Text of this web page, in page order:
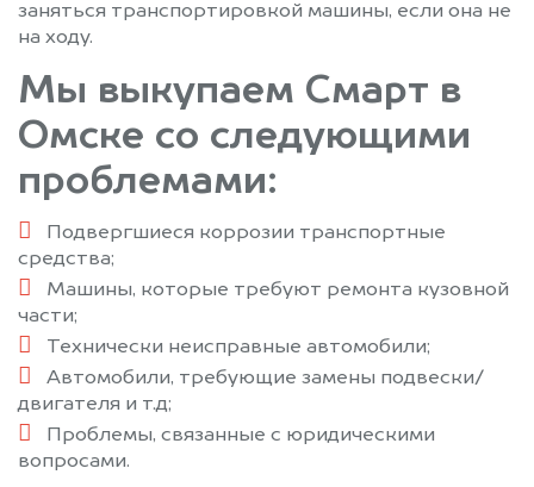
заняться транспортировкой машины, если она не
на ходу.
Мы выкупаем Смарт в
Омске со следующими
проблемами:
Подвергшиеся коррозии транспортные
средства;
Машины, которые требуют ремонта кузовной
части;
Технически неисправные автомобили;
Автомобили, требующие замены подвески/
двигателя и т.д;
Проблемы, связанные с юридическими
вопросами.